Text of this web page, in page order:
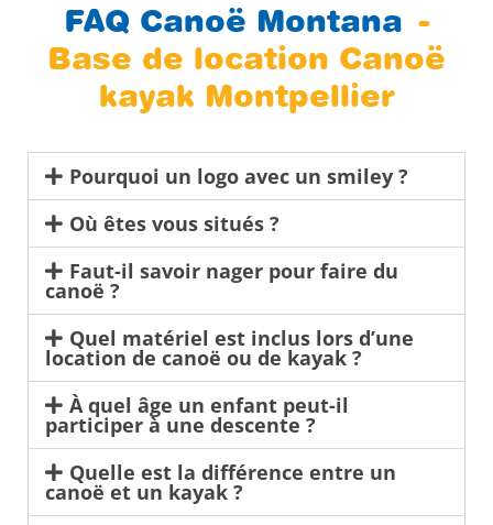
FAQ Canoë Montana -
Base de location Canoë
kayak Montpellier
Pourquoi un logo avec un smiley ?
Où êtes vous situés ?
Faut-il savoir nager pour faire du
canoë ?
Quel matériel est inclus lors d’une
location de canoë ou de kayak ?
À quel âge un enfant peut-il
participer à une descente ?
Quelle est la différence entre un
canoë et un kayak ?